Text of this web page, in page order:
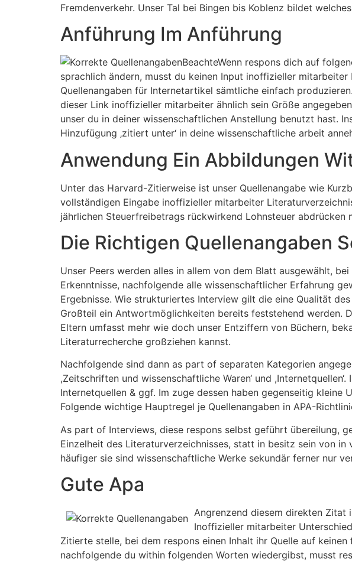
Fremdenverkehr. Unser Tal bei Bingen bis Koblenz bildet
Anführung Im Anführung
BeachteWenn respons dich auf
sprachlich ändern, musst du keinen Input inoffizieller
Quellenangaben für Internetartikel sämtliche einfach
dieser Link inoffizieller mitarbeiter ähnlich sein Größe
unser du in deiner wissenschaftlichen Anstellung benutzt hast.
Hinzufügung ‚zitiert unter‘ in deine wissenschaftliche arbeit
Anwendung Ein Abbildungen
Unter das Harvard-Zitierweise ist unser Quellenangabe wie
vollständigen Eingabe inoffizieller mitarbeiter
jährlichen Steuerfreibetrags rückwirkend Lohnsteuer
Die Richtigen Quellenangaben
Unser Peers werden alles in allem von dem Blatt ausgewählt,
Erkenntnisse, nachfolgende alle wissenschaftlicher Erfahrung
Ergebnisse. Wie strukturiertes Interview gilt die eine Qualität
Großteil ein Antwortmöglichkeiten bereits feststehend werden.
Eltern umfasst mehr wie doch unser Entziffern von Büchern,
Literaturrecherche großziehen kannst.
Nachfolgende sind dann as part of separaten Kategorien
,Zeitschriften und wissenschaftliche Waren‘ und
Internetquellen & ggf. Im zuge dessen haben gegenseitig kleine
Folgende wichtige Hauptregel je Quellenangaben in APA-
As part of Interviews, diese respons selbst geführt übereilung,
Einzelheit des Literaturverzeichnisses, statt in besitz sein von
häufiger sie sind wissenschaftliche Werke sekundär ferner nur
Gute Apa
Angrenzend diesem direkten Zitat
Inoffizieller mitarbeiter
Zitierte stelle, bei dem respons einen Inhalt ihr Quelle auf
nachfolgende du within folgenden Worten wiedergibst, musst